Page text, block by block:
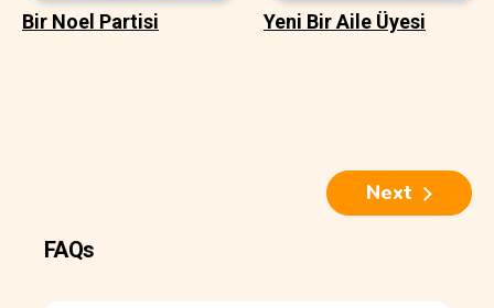
Bir Noel Partisi Yeni Bir Aile Üyesi
Next
FAQs